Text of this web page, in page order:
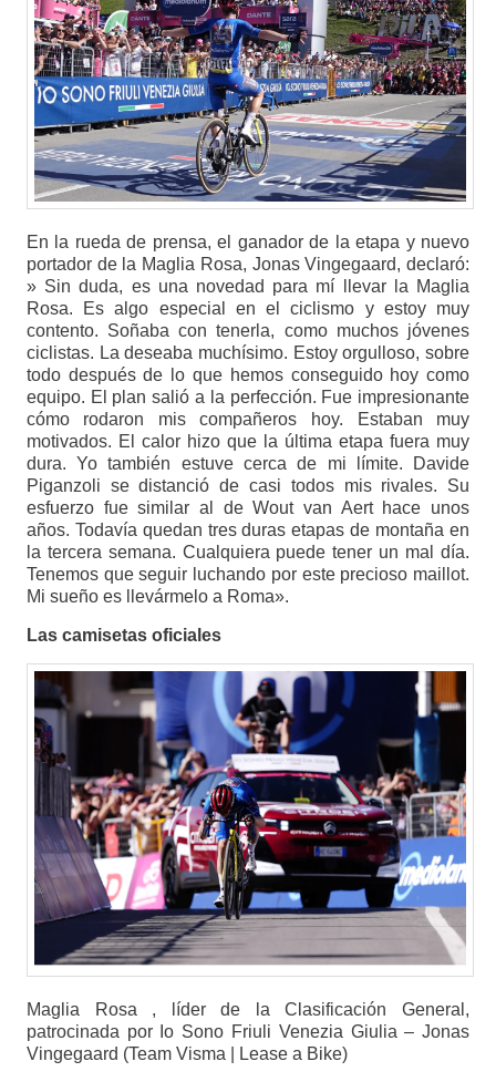
En la rueda de prensa, el ganador de la etapa y nuevo
portador de la Maglia Rosa, Jonas Vingegaard, declaró:
» Sin duda, es una novedad para mí llevar la Maglia
Rosa. Es algo especial en el ciclismo y estoy muy
contento. Soñaba con tenerla, como muchos jóvenes
ciclistas. La deseaba muchísimo. Estoy orgulloso, sobre
todo después de lo que hemos conseguido hoy como
equipo. El plan salió a la perfección. Fue impresionante
cómo rodaron mis compañeros hoy. Estaban muy
motivados. El calor hizo que la última etapa fuera muy
dura. Yo también estuve cerca de mi límite. Davide
Piganzoli se distanció de casi todos mis rivales. Su
esfuerzo fue similar al de Wout van Aert hace unos
años. Todavía quedan tres duras etapas de montaña en
la tercera semana. Cualquiera puede tener un mal día.
Tenemos que seguir luchando por este precioso maillot.
Mi sueño es llevármelo a Roma».
Las camisetas oficiales
Maglia Rosa , líder de la Clasificación General,
patrocinada por Io Sono Friuli Venezia Giulia – Jonas
Vingegaard (Team Visma | Lease a Bike)